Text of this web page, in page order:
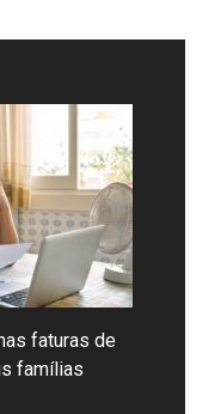
faturas de
famílias